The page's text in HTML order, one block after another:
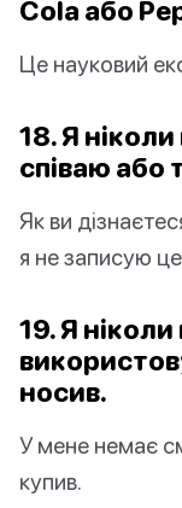
Cola або
Це науковий
18. Я
співаю
Як ви
я не записую
19. Я
носив.
У мене немає
купив.